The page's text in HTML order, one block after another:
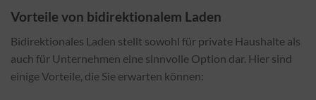
Vorteile von bidirektionalem Laden
Bidirektionales Laden stellt sowohl für private Haushalte als
auch für Unternehmen eine sinnvolle Option dar. Hier sind
einige Vorteile, die Sie erwarten können: